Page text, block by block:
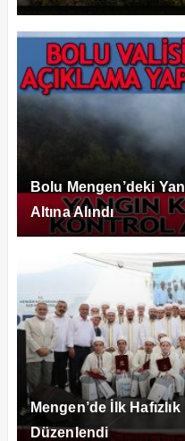
Bolu Mengen’deki
Altına Alındı
Mengen’de İlk
Düzenlendi